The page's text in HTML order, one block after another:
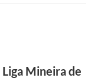
Mineira de